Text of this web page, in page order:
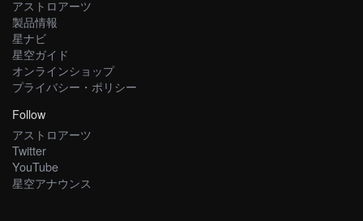
アストロアーツ
製品情報
星ナビ
星空ガイド
オンラインショップ
プライバシー・ポリシー
Follow
アストロアーツ
Twitter
YouTube
星空アナウンス